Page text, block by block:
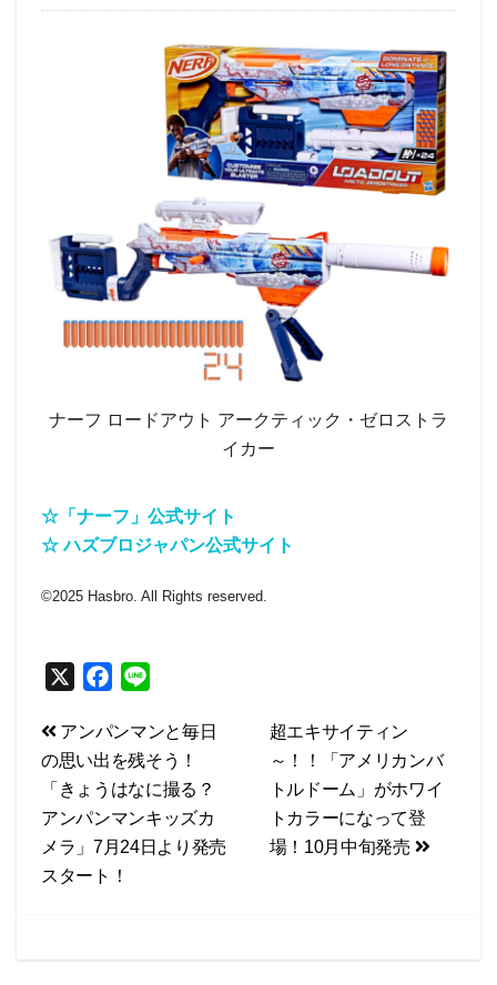
ナーフ ロードアウト アークティック・ゼロストラ
イカー
☆「ナーフ」公式サイト
☆ ハズブロジャパン公式サイト
©2025 Hasbro. All Rights reserved.
c
e
b
o
o
k
n
e
投
稿
ナ
ビ
ゲ
超エキサイティン
～！！「アメリカンバ
トルドーム」がホワイ
トカラーになって登
場！10月中旬発売
アンパンマンと毎日
の思い出を残そう！
「きょうはなに撮る？
アンパンマンキッズカ
メラ」7月24日より発売
スタート！